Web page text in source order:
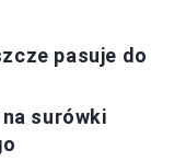
pasuje do
surówki